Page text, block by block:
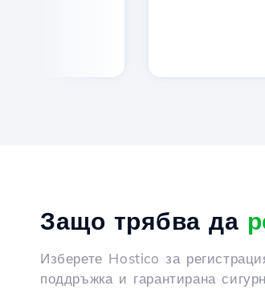
Защо трябва да
Изберете Hostico за
поддръжка и гарантирана